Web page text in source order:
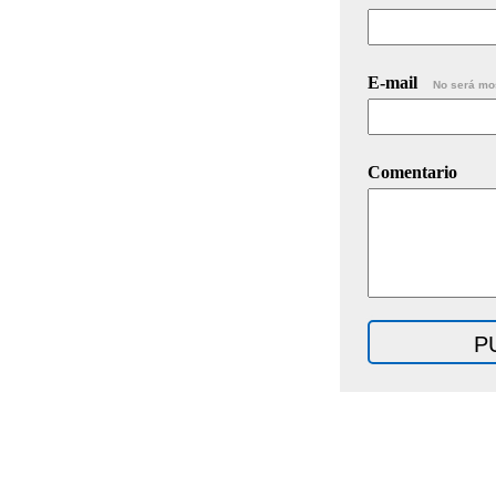
E-mail No será
Comentario